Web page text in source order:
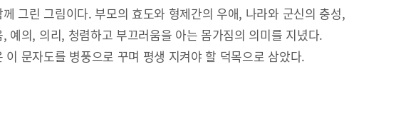
그린 그림이다. 부모의 효도와 형제간의 우애, 나라와 군신의 충성,
예의, 의리, 청렴하고 부끄러움을 아는 몸가짐의 의미를 지녔다.
이 문자도를 병풍으로 꾸며 평생 지켜야 할 덕목으로 삼았다.